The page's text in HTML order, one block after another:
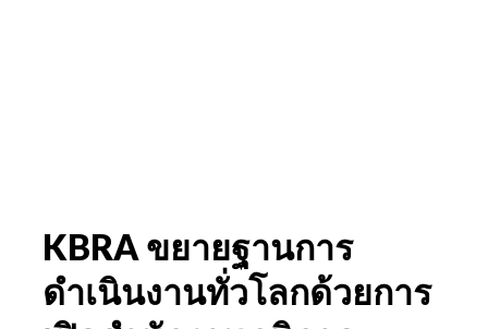
KBRA ขยายฐานการ
ดำเนินงานทั่วโลกด้วยการ